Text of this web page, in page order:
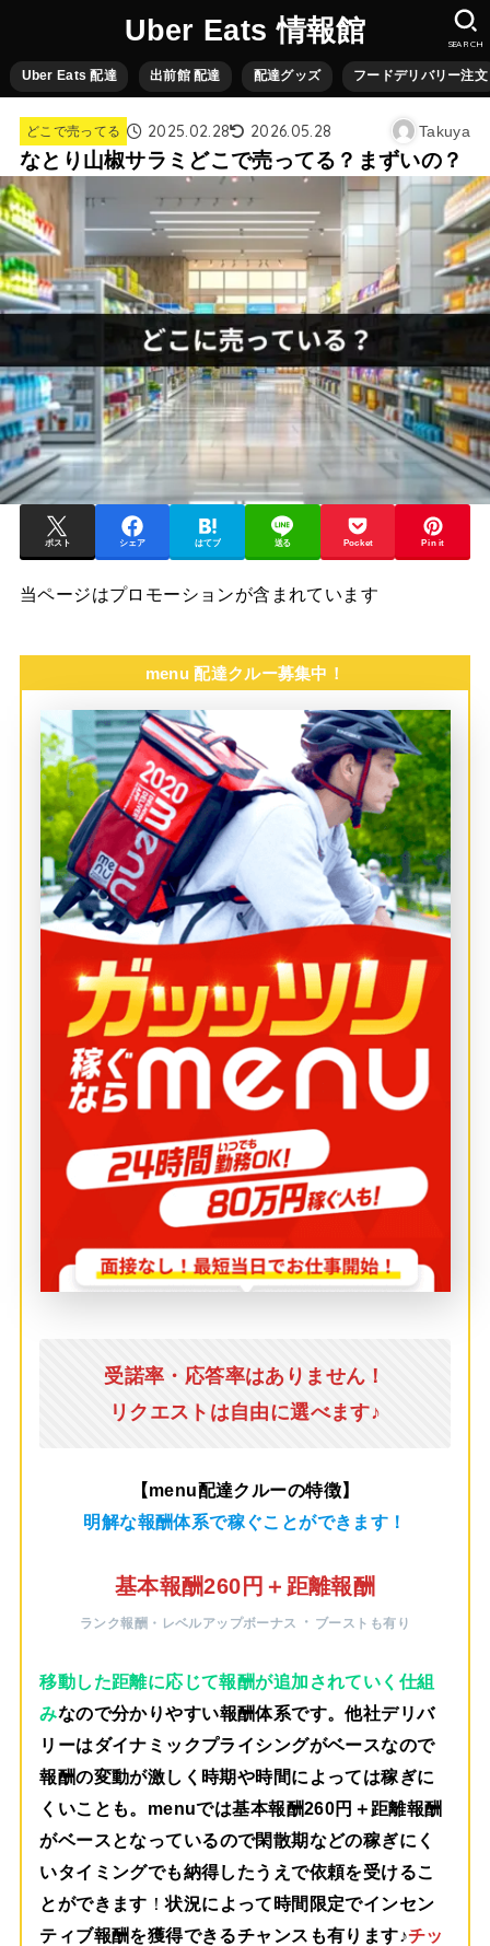
Uber Eats 情報館
Uber Eats 配達 出前館 配達 配達グッズ フードデリバリー注文
SEARCH
どこで売ってる 2025.02.28 2026.05.28 Takuya
なとり山椒サラミどこで売ってる？まずいの？
ポスト シェア はてブ 送る Pocket Pin it
当ページはプロモーションが含まれています
menu 配達クルー募集中！
受諾率・応答率はありません！
リクエストは自由に選べます♪
【menu配達クルーの特徴】
明解な報酬体系で稼ぐことができます！
基本報酬260円＋距離報酬
ランク報酬・レベルアップボーナス ・ ブーストも有り
移動した距離に応じて報酬が追加されていく仕組
みなので分かりやすい報酬体系です。他社デリバ
リーはダイナミックプライシングがベースなので
報酬の変動が激しく時期や時間によっては稼ぎに
くいことも。menuでは基本報酬260円＋距離報酬
がベースとなっているので閑散期などの稼ぎにく
いタイミングでも納得したうえで依頼を受けるこ
とができます ！状況によって時間限定でインセン
ティブ報酬を獲得できるチャンスも有ります♪チッ